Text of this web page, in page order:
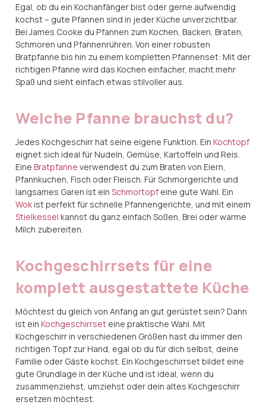
Egal, ob du ein Kochanfänger bist oder gerne aufwendig
kochst – gute Pfannen sind in jeder Küche unverzichtbar.
Bei James Cooke du Pfannen zum Kochen, Backen, Braten,
Schmoren und Pfannenrühren. Von einer robusten
Bratpfanne bis hin zu einem kompletten Pfannenset: Mit der
richtigen Pfanne wird das Kochen einfacher, macht mehr
Spaß und sieht einfach etwas stilvoller aus.
Welche Pfanne brauchst du?
Jedes Kochgeschirr hat seine eigene Funktion. Ein Kochtopf
eignet sich ideal für Nudeln, Gemüse, Kartoffeln und Reis.
Eine Bratpfanne verwendest du zum Braten von Eiern,
Pfannkuchen, Fisch oder Fleisch. Für Schmorgerichte und
langsames Garen ist ein Schmortopfeine gute Wahl. Ein
Wokist perfekt für schnelle Pfannengerichte, und mit einem
Stielkessel kannst du ganz einfach Soßen, Brei oder warme
Milch zubereiten.
Kochgeschirrsets für eine
komplett ausgestattete Küche
Möchtest du gleich von Anfang an gut gerüstet sein? Dann
ist ein Kochgeschirrseteine praktische Wahl. Mit
Kochgeschirr in verschiedenen Größen hast du immer den
richtigen Topf zur Hand, egal ob du für dich selbst, deine
Familie oder Gäste kochst. Ein Kochgeschirrset bildet eine
gute Grundlage in der Küche und ist ideal, wenn du
zusammenziehst, umziehst oder dein altes Kochgeschirr
ersetzen möchtest.